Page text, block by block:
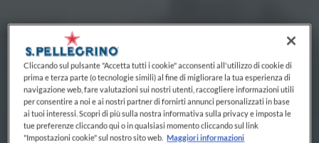
Cliccando sul pulsante "Accetta tutti i cookie" acconsenti all'utilizzo di cookie di
prima e terza parte (o tecnologie simili) al fine di migliorare la tua esperienza di
navigazione web, fare valutazioni sui nostri utenti, raccogliere informazioni utili
per consentire a noi e ai nostri partner di fornirti annunci personalizzati in base
ai tuoi interessi. Scopri di più sulla nostra informativa sulla privacy e imposta le
tue preferenze cliccando qui o in qualsiasi momento cliccando sul link
"Impostazioni cookie" sul nostro sito web. Maggiori informazioni